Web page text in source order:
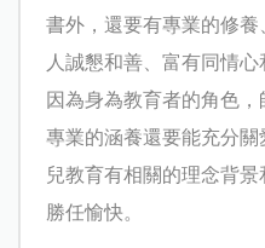
書外，還要有專業的修
人誠懇和善、富有同情心
因為身為教育者的角色，
專業的涵養還要能充分
兒教育有相關的理念背
勝任愉快。